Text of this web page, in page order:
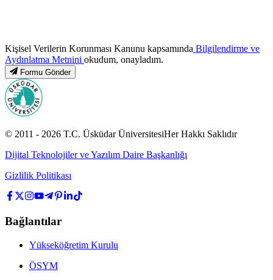
Kişisel Verilerin Korunması Kanunu kapsamında Bilgilendirme ve
Aydınlatma Metnini okudum, onayladım.
Formu Gönder
© 2011 - 2026 T.C. Üsküdar ÜniversitesiHer Hakkı Saklıdır
Dijital Teknolojiler ve Yazılım Daire Başkanlığı
Gizlilik Politikası
Bağlantılar
Yükseköğretim Kurulu
ÖSYM